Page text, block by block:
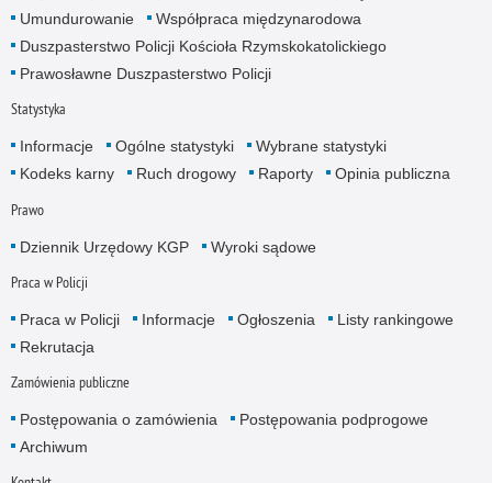
Umundurowanie
Współpraca międzynarodowa
Duszpasterstwo Policji Kościoła Rzymskokatolickiego
Prawosławne Duszpasterstwo Policji
Statystyka
Informacje Ogólne statystyki
Wybrane statystyki
Kodeks karny
Ruch drogowy Raporty Opinia publiczna
Prawo
Dziennik Urzędowy KGP Wyroki sądowe
Praca w Policji
Praca w Policji Informacje Ogłoszenia
Listy rankingowe
Rekrutacja
Zamówienia publiczne
Postępowania o zamówienia
Postępowania podprogowe
Archiwum